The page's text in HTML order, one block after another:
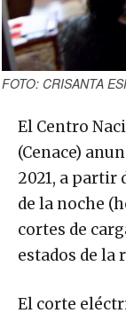
FOTO: CRISANTA
El Centro
(Cenace)
2021, a partir
de la noche
cortes de
estados de la
El corte